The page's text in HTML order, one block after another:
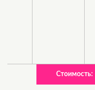
Стоимость: